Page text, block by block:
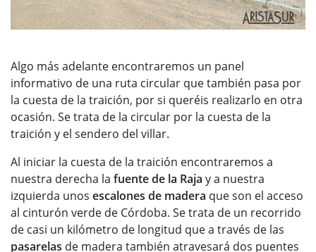
Algo más adelante encontraremos un panel
informativo de una ruta circular que también pasa por
la cuesta de la traición, por si queréis realizarlo en otra
ocasión. Se trata de la circular por la cuesta de la
traición y el sendero del villar.
Al iniciar la cuesta de la traición encontraremos a
nuestra derecha la fuente de la Raja y a nuestra
izquierda unos escalones de madera que son el acceso
al cinturón verde de Córdoba. Se trata de un recorrido
de casi un kilómetro de longitud que a través de las
pasarelas de madera también atravesará dos puentes